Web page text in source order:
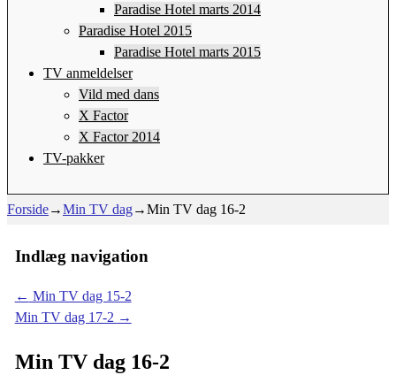
Paradise Hotel marts 2014
Paradise Hotel 2015
Paradise Hotel marts 2015
TV anmeldelser
Vild med dans
X Factor
X Factor 2014
TV-pakker
Forside→Min TV dag→Min TV dag 16-2
Indlæg navigation
← Min TV dag 15-2
Min TV dag 17-2 →
Min TV dag 16-2